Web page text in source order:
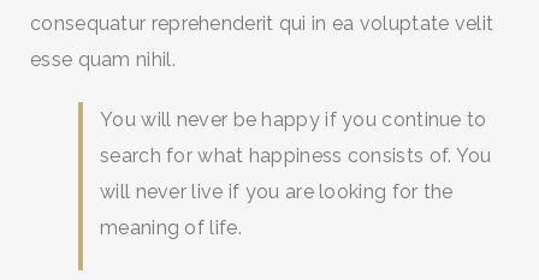
consequatur reprehenderit qui in ea voluptate velit
esse quam nihil.
You will never be happy if you continue to
search for what happiness consists of. You
will never live if you are looking for the
meaning of life.